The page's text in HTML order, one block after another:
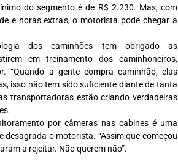
do segmento é de R$ 2.230. Mas, com
e horas extras, o motorista pode chegar a
dos caminhões tem obrigado as
em treinamento dos caminhoneiros,
“Quando a gente compra caminhão, elas
isso não tem sido suficiente diante de tanta
transportadoras estão criando verdadeiras
por câmeras nas cabines é uma
desagrada o motorista. “Assim que começou
a rejeitar. Não querem não”.